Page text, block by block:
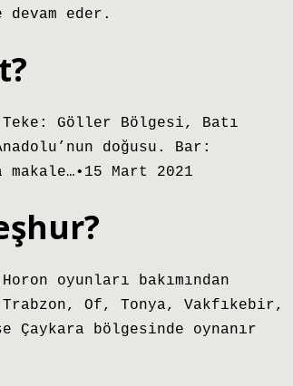
eder.
Teke: Göller Bölgesi, Batı
doğusu. Bar:
Mart 2021
oyunları bakımından
Of, Tonya, Vakfıkebir,
Çaykara bölgesinde oynanır